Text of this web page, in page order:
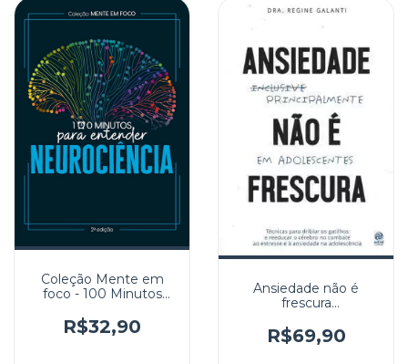
Coleção Mente em
foco - 100 Minutos
Neurociência
R$32,90
Ansiedade não é
frescura
Adolescentes
R$69,90